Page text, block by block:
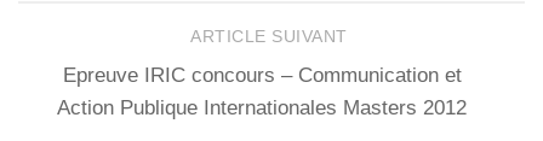
ARTICLE SUIVANT
Epreuve IRIC concours – Communication et
Action Publique Internationales Masters 2012